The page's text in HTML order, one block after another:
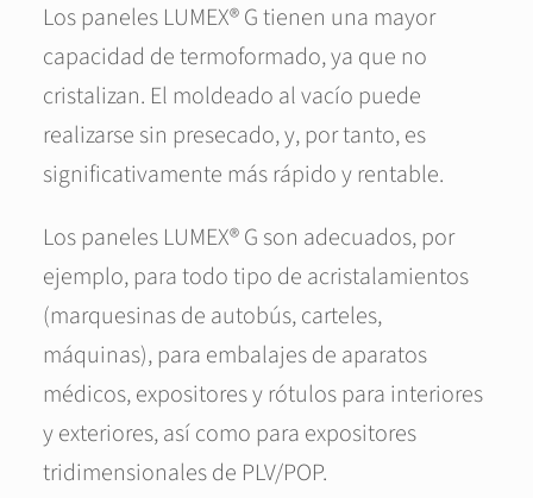
Los paneles LUMEX® G tienen una mayor
capacidad de termoformado, ya que no
cristalizan. El moldeado al vacío puede
realizarse sin presecado, y, por tanto, es
significativamente más rápido y rentable.
Los paneles LUMEX® G son adecuados, por
ejemplo, para todo tipo de acristalamientos
(marquesinas de autobús, carteles,
máquinas), para embalajes de aparatos
médicos, expositores y rótulos para interiores
y exteriores, así como para expositores
tridimensionales de PLV/POP.